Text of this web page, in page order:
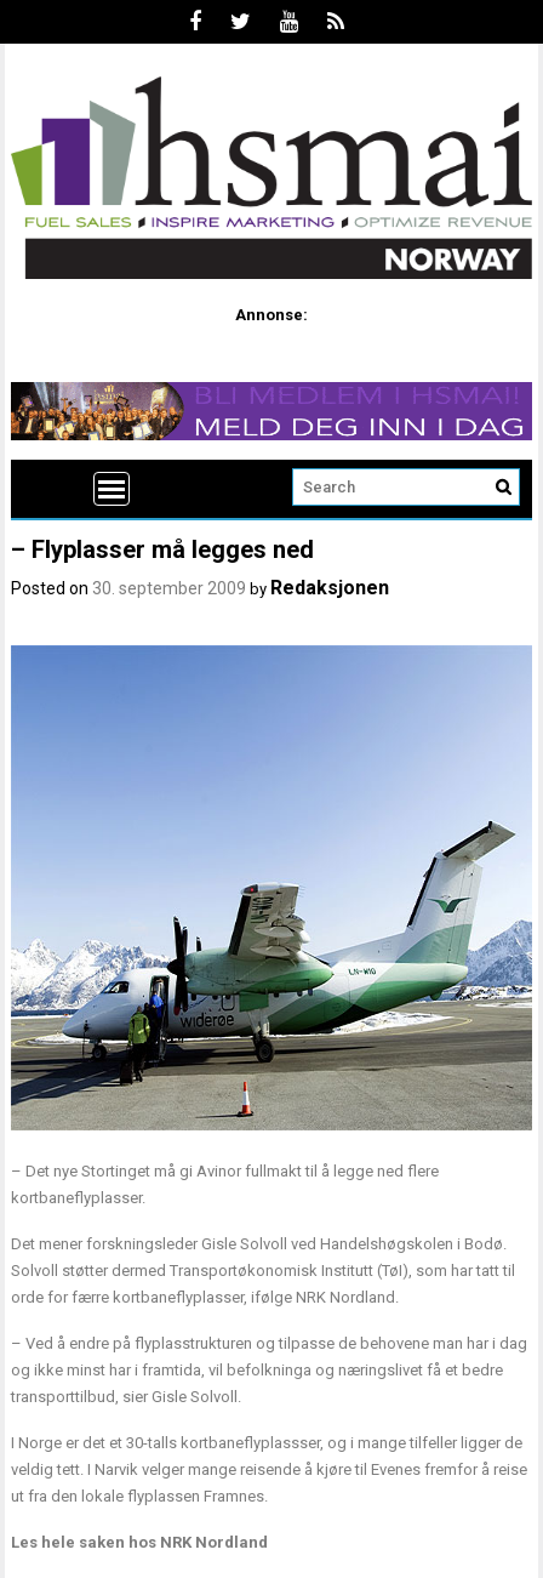
Annonse:
– Flyplasser må legges ned
Posted on 30. september 2009 by Redaksjonen
– Det nye Stortinget må gi Avinor fullmakt til å legge ned flere
kortbaneflyplasser.
Det mener forskningsleder Gisle Solvoll ved Handelshøgskolen i Bodø.
Solvoll støtter dermed Transportøkonomisk Institutt (TøI), som har tatt til
orde for færre kortbaneflyplasser, ifølge NRK Nordland.
– Ved å endre på flyplasstrukturen og tilpasse de behovene man har i dag
og ikke minst har i framtida, vil befolkninga og næringslivet få et bedre
transporttilbud, sier Gisle Solvoll.
I Norge er det et 30-talls kortbaneflyplassser, og i mange tilfeller ligger de
veldig tett. I Narvik velger mange reisende å kjøre til Evenes fremfor å reise
ut fra den lokale flyplassen Framnes.
Les hele saken hos NRK Nordland